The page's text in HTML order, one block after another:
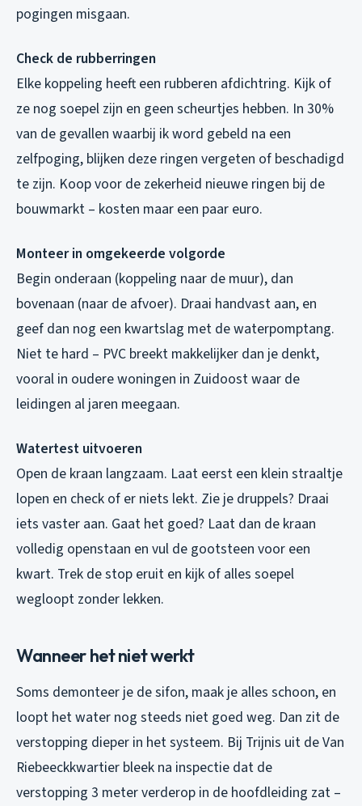
pogingen misgaan.
Check de rubberringen
Elke koppeling heeft een rubberen afdichtring. Kijk of
ze nog soepel zijn en geen scheurtjes hebben. In 30%
van de gevallen waarbij ik word gebeld na een
zelfpoging, blijken deze ringen vergeten of beschadigd
te zijn. Koop voor de zekerheid nieuwe ringen bij de
bouwmarkt – kosten maar een paar euro.
Monteer in omgekeerde volgorde
Begin onderaan (koppeling naar de muur), dan
bovenaan (naar de afvoer). Draai handvast aan, en
geef dan nog een kwartslag met de waterpomptang.
Niet te hard – PVC breekt makkelijker dan je denkt,
vooral in oudere woningen in Zuidoost waar de
leidingen al jaren meegaan.
Watertest uitvoeren
Open de kraan langzaam. Laat eerst een klein straaltje
lopen en check of er niets lekt. Zie je druppels? Draai
iets vaster aan. Gaat het goed? Laat dan de kraan
volledig openstaan en vul de gootsteen voor een
kwart. Trek de stop eruit en kijk of alles soepel
wegloopt zonder lekken.
Wanneer het niet werkt
Soms demonteer je de sifon, maak je alles schoon, en
loopt het water nog steeds niet goed weg. Dan zit de
verstopping dieper in het systeem. Bij Trijnis uit de Van
Riebeeckkwartier bleek na inspectie dat de
verstopping 3 meter verderop in de hoofdleiding zat –